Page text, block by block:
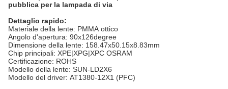
pubblica per la lampada di via
Dettaglio rapido:
Materiale della lente: PMMA ottico
Angolo d'apertura: 90x126degree
Dimensione della lente: 158.47x50.15x8.83mm
Chip principali: XPE|XPG|XPC OSRAM
Certificazione: ROHS
Modello della lente: SUN-LD2X6
Modello del driver: AT1380-12X1 (PFC)